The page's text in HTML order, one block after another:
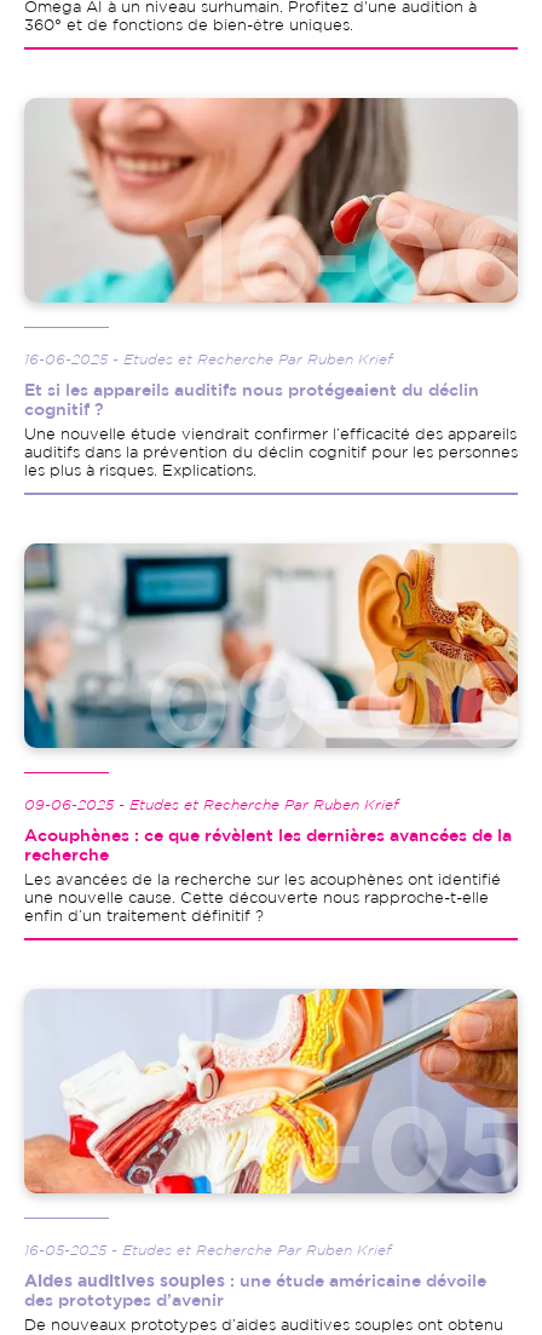
Omega AI à un niveau surhumain. Profitez d'une audition à
360° et de fonctions de bien-être uniques.
Image
16-06-2025 - Etudes et Recherche Par Ruben Krief
Et si les appareils auditifs nous protégeaient du déclin
cognitif ?
Une nouvelle étude viendrait confirmer l’efficacité des appareils
auditifs dans la prévention du déclin cognitif pour les personnes
les plus à risques. Explications.
Image
09-06-2025 - Etudes et Recherche Par Ruben Krief
Acouphènes : ce que révèlent les dernières avancées de la
recherche
Les avancées de la recherche sur les acouphènes ont identifié
une nouvelle cause. Cette découverte nous rapproche-t-elle
enfin d’un traitement définitif ?
Image
16-05-2025 - Etudes et Recherche Par Ruben Krief
Aides auditives souples : une étude américaine dévoile
des prototypes d’avenir
De nouveaux prototypes d’aides auditives souples ont obtenu